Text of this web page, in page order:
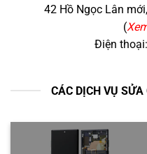
42 Hồ Ngọc Lân
(
Điện thoại:
CÁC DỊCH VỤ